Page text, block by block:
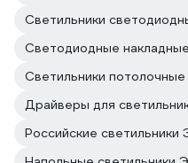
Светильники
Светодиодные
Светильники
Драйверы для
Российские светильники